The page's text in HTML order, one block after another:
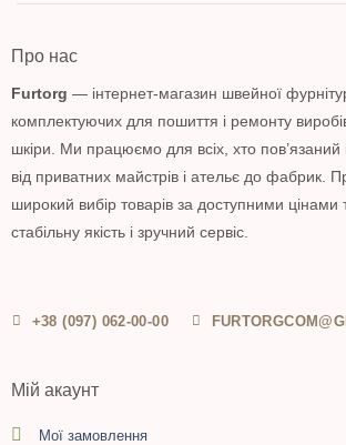
Про нас
Furtorg — інтернет-магазин швейної
комплектуючих для пошиття і ремонту
шкіри. Ми працюємо для всіх, хто пов’язаний
від приватних майстрів і ательє до фабрик.
широкий вибір товарів за доступними цінами
стабільну якість і зручний сервіс.
+38 (097) 062-00-00
Мій акаунт
Мої замовлення